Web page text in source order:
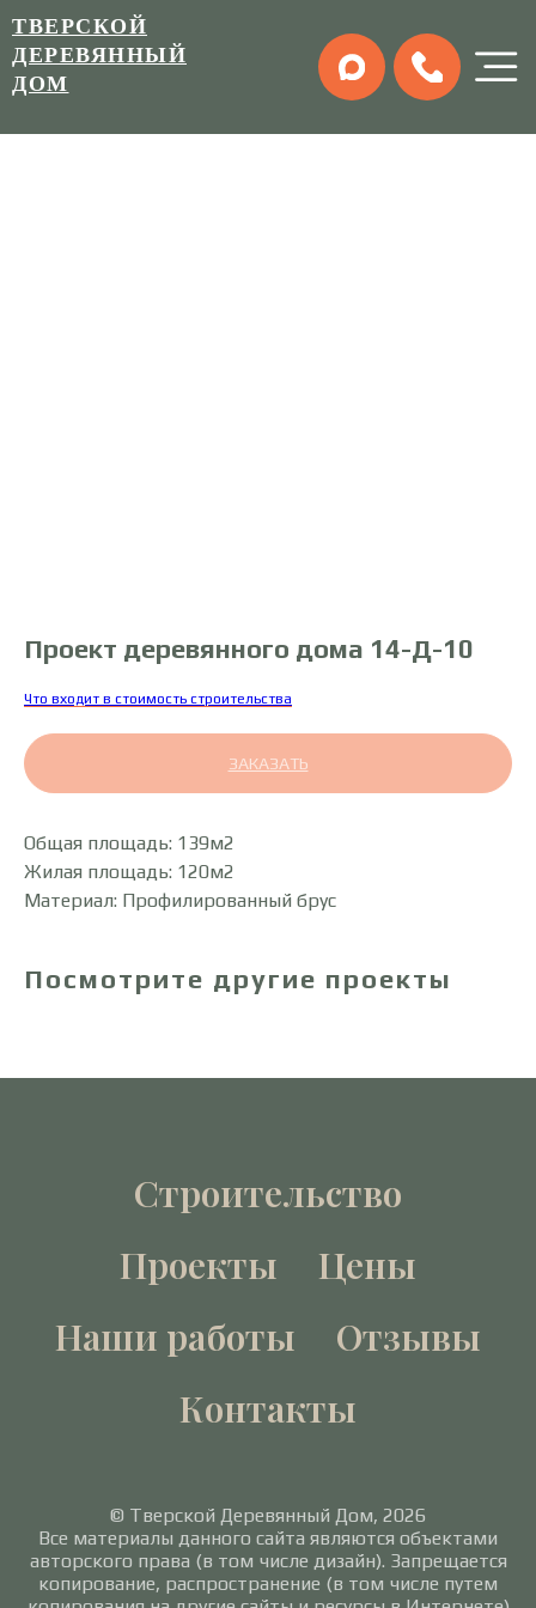
ТВЕРСКОЙ
ДЕРЕВЯННЫЙ
ДОМ
Проект деревянного дома 14-Д-10
Что входит в стоимость строительства
ЗАКАЗАТЬ
Общая площадь: 139м2
Жилая площадь: 120м2
Материал: Профилированный брус
Посмотрите другие проекты
Строительство
Проекты
Цены
Наши работы
Отзывы
Контакты
© Тверской Деревянный Дом, 2026
Все материалы данного сайта являются объектами
авторского права (в том числе дизайн). Запрещается
копирование, распространение (в том числе путем